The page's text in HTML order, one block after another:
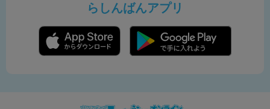
らしんばんアプリ